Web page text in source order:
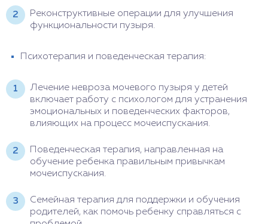
Реконструктивные операции для улучшения
функциональности пузыря.
Психотерапия и поведенческая терапия:
Лечение невроза мочевого пузыря у детей
включает работу с психологом для устранения
эмоциональных и поведенческих факторов,
влияющих на процесс мочеиспускания.
Поведенческая терапия, направленная на
обучение ребенка правильным привычкам
мочеиспускания.
Семейная терапия для поддержки и обучения
родителей, как помочь ребенку справляться с